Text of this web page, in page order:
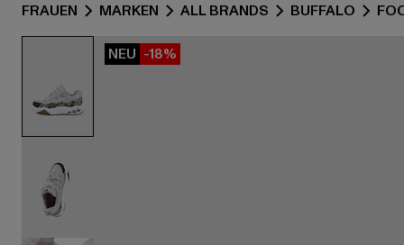
FRAUEN MARKEN ALL BRANDS BUFFALO
NEU -18%